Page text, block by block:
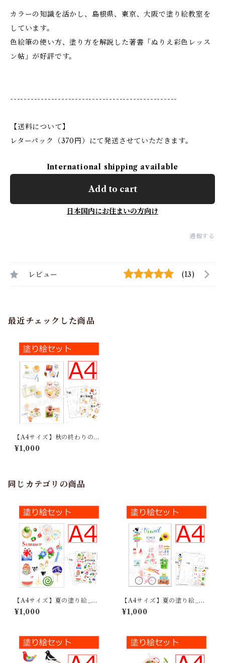
カラーの知識を活かし、島根県、東京、大阪で塗り絵教室を
しています。
色絵筆の使い方、塗り方を解説した著書「ぬりえ彩色レッス
ン帖」が好評です。
-------------------------------------------------
【送料について】
レターパック（370円）にて発送させていただきます。
International shipping available
Add to cart
日本国内にお住まいの方向け
通報する
レビュー (13)
最近チェックした商品
【A4サイズ】秋の終わりのテ
ィータイム
¥1,000
同じカテゴリの商品
【A4サイズ】夏の塗り絵_日
本の夏_01
¥1,000
【A4サイズ】夏の塗り絵_ト
ラベル_01
¥1,000